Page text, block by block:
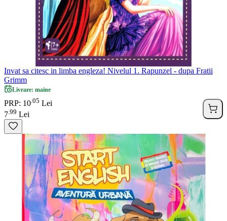
Invat sa citesc in limba engleza! Nivelul 1. Rapunzel - dupa Fratii
Grimm
Livrare: maine
PRP: 10 05 Lei
7 99 Lei